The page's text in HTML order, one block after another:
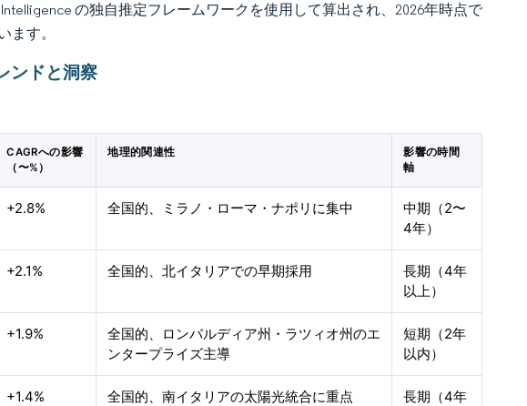
の独自推定フレームワークを使用して算出され、2026年時点で
ます。
ンドと洞察
CAGRへの影響
（〜%）
地理的関連性
影響の時間
軸
+2.8% 全国的、ミラノ・ローマ・ナポリに集中
中期（2〜
4年）
+2.1% 全国的、北イタリアでの早期採用
長期（4年
以上）
+1.9%
全国的、ロンバルディア州・ラツィオ州のエ
ンタープライズ主導
短期（2年
以内）
+1.4% 全国的、南イタリアの太陽光統合に重点
長期（4年